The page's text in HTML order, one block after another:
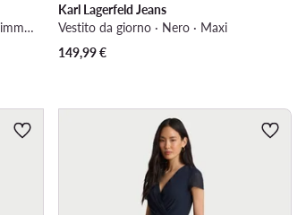
Abito da cocktail · Verde · Maxi, Asimmetrica
Karl Lagerfeld Jeans
Vestito da giorno · Nero · Maxi
149,99€